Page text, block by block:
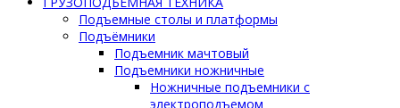
Подъемные столы и платформы
Подъёмники
Подъемник мачтовый
Подъемники ножничные
Ножничные подъемники с
электроподъемом